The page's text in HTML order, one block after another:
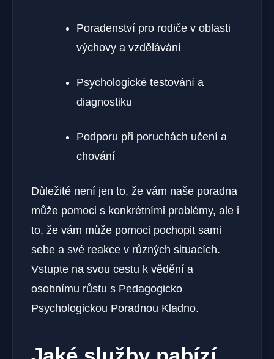
Poradenství pro rodiče v oblasti
výchovy a vzdělávání
Psychologické testování a
diagnostiku
Podporu při poruchách učení a
chování
Důležité není jen to, že vám naše poradna
může pomoci s konkrétními problémy, ale i
to, že vám může pomoci pochopit sami
sebe a své reakce v různých situacích.
Vstupte na svou cestu k vědění a
osobnímu růstu s Pedagogicko
Psychologickou Poradnou Kladno.